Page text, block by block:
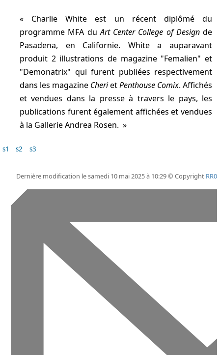
Charlie White est un récent diplômé du
programme MFA duArt Center College of Designde
Pasadena, en Californie. White a auparavant
produit 2 illustrations de magazine "Femalien" et
"Demonatrix" qui furent publiées respectivement
dans les magazine CherietPenthouse Comix. Affichés
et vendues dans la presse à travers le pays, les
publications furent également affichées et vendues
à la Gallerie Andrea Rosen.
s1 s2 s3
Dernière modification le samedi 10 mai 2025 à 10:29 © Copyright RR0